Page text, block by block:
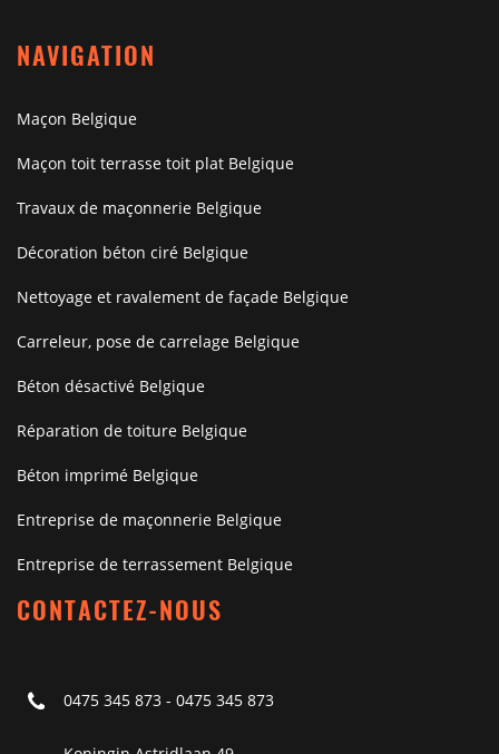
NAVIGATION
Maçon Belgique
Maçon toit terrasse toit plat Belgique
Travaux de maçonnerie Belgique
Décoration béton ciré Belgique
Nettoyage et ravalement de façade Belgique
Carreleur, pose de carrelage Belgique
Béton désactivé Belgique
Réparation de toiture Belgique
Béton imprimé Belgique
Entreprise de maçonnerie Belgique
Entreprise de terrassement Belgique
CONTACTEZ-NOUS
0475 345 873 - 0475 345 873